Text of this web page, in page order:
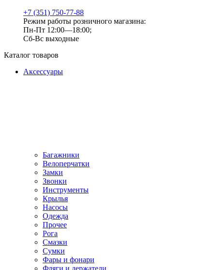
+7 (351) 750-77-88
Режим работы розничного магазина:
Пн-Пт 12:00—18:00;
Сб-Вс выходные
Каталог товаров
Аксессуары
Багажники
Велоперчатки
Замки
Звонки
Инструменты
Крылья
Насосы
Одежда
Прочее
Рога
Смазки
Сумки
Фары и фонари
Фляги и держатели